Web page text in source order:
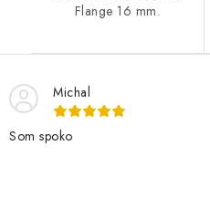
Flange 16 mm.
Michal
Som spoko